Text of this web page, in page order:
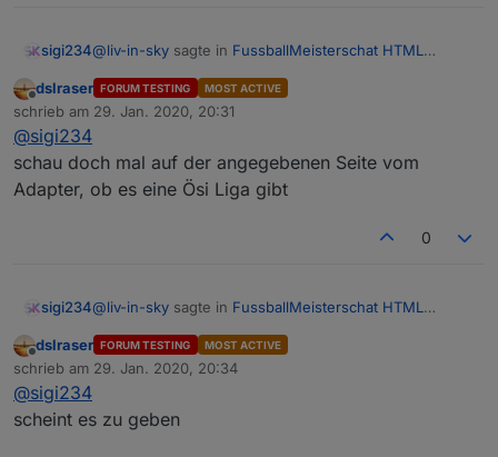
sigi234@liv-in-sky sagte in FussballMeisterschat HTML
wenn du die daten hast
Welche brauchst du als was?
Offline
dslraser FORUM TESTING MOST ACTIVE
schrieb am 29. Jan. 2020, 20:31
zuletzt editiert von
@sigi234
schau doch mal auf der angegebenen Seite vom
Adapter, ob es eine Ösi Liga gibt
0
sigi234@liv-in-sky sagte in FussballMeisterschat HTML
wenn du die daten hast
Welche brauchst du als was?
Offline
dslraser FORUM TESTING MOST ACTIVE
schrieb am 29. Jan. 2020, 20:34
zuletzt editiert von
@sigi234
scheint es zu geben